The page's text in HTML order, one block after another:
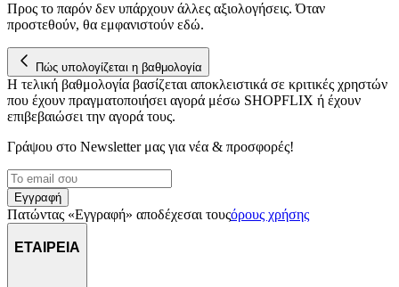
Προς το παρόν δεν υπάρχουν άλλες αξιολογήσεις. Όταν
προστεθούν, θα εμφανιστούν εδώ.
Πώς υπολογίζεται η βαθμολογία
Η τελική βαθμολογία βασίζεται αποκλειστικά σε κριτικές χρηστών
που έχουν πραγματοποιήσει αγορά μέσω SHOPFLIX ή έχουν
επιβεβαιώσει την αγορά τους.
Γράψου στο Νewsletter μας για νέα & προσφορές!
Εγγραφή
Πατώντας «Εγγραφή» αποδέχεσαι τουςόρους χρήσης
ΕΤΑΙΡΕΙΑ